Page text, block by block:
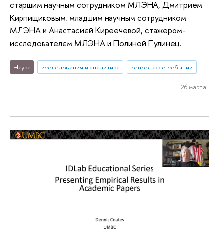
старшим научным сотрудником МЛЭНА, Дмитрием
Кирпищиковым, младшим научным сотрудником
МЛЭНА и Анастасией Киреечевой, стажером-
исследователем МЛЭНА и Полиной Пулинец.
Наука исследования и аналитика репортаж о событии
26 марта